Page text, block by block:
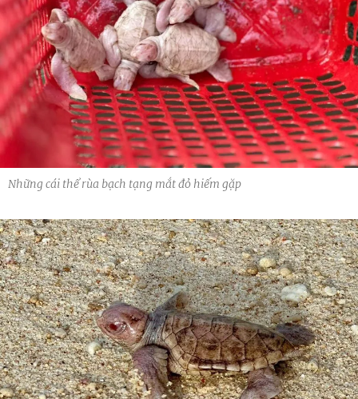
Những cái thể rùa bạch tạng mắt đỏ hiếm gặp